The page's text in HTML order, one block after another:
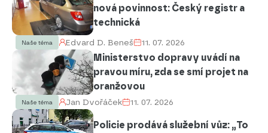
nová povinnost: Český registr a
technická
Naše téma Edvard D. Beneš 11. 07. 2026
Ministerstvo dopravy uvádí na
pravou míru, zda se smí projet na
oranžovou
Naše téma Jan Dvořáček 11. 07. 2026
Policie prodává služební vůz: „To